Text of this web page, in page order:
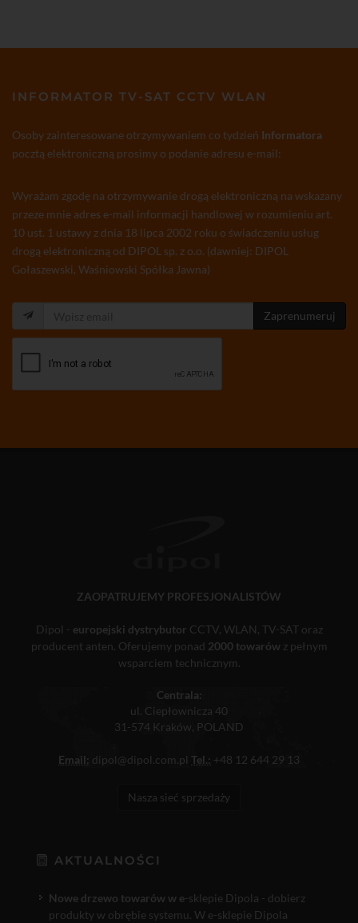
INFORMATOR TV-SAT CCTV WLAN
Osoby zainteresowane otrzymywaniem co tydzień Informatora
pocztą elektroniczną prosimy o podanie adresu e-mail:
Wyrażam zgodę na otrzymywanie drogą elektroniczną na wskazany
przeze mnie adres e-mail informacji handlowej w rozumieniu art.
10 ust. 1 ustawy z dnia 18 lipca 2002 roku o świadczeniu usług
drogą elektroniczną od DIPOL sp. z o.o. (dawniej: DIPOL
Gołaszewski, Waśniowski Spółka Jawna)
Zaprenumeruj
ZAOPATRUJEMY PROFESJONALISTÓW
Dipol - europejski dystrybutor CCTV, WLAN, TV-SAT oraz
producent anten. Oferujemy ponad 2000 towarówz pełnym
wsparciem technicznym.
Centrala:
ul. Ciepłownicza 40
31-574 Kraków, POLAND
Email: dipol@dipol.com.pl Tel.: +48 12 644 29 13
Nasza sieć sprzedaży
AKTUALNOŚCI
Nowe drzewo towarów w e-sklepie Dipola - dobierz
produkty w obrębie systemu. W e-sklepie Dipola